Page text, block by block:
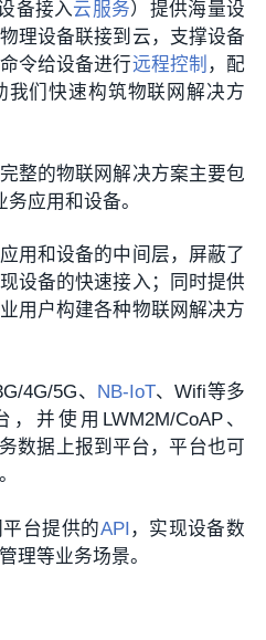
备接入云服务）提供海量设
理设备联接到云，支撑设备
令给设备进行远程控制 ，配
们快速构筑物联网解决方
整的物联网解决方案主要包
应用和设备。
用和设备的中间层，屏蔽了
设备的快速接入；同时提供
用户构建各种物联网解决方
4G/5G、 NB-IoT、Wifi等多
并使用LWM2M/CoAP、
数据上报到平台，平台也可
台提供的API ，实现设备数
理等业务场景。